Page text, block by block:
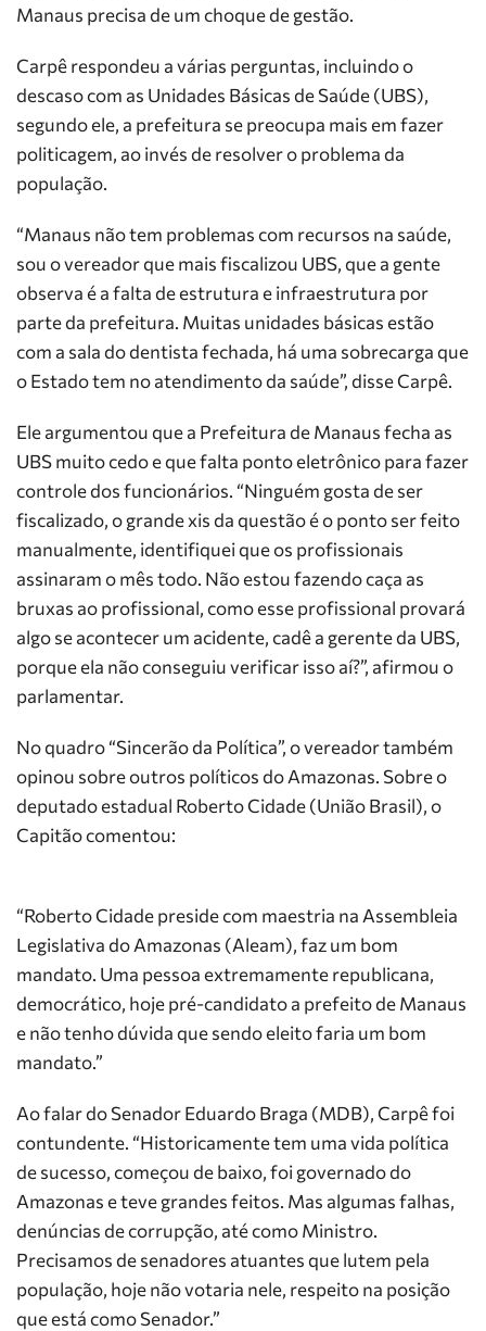
Manaus precisa de um choque de gestão.
Carpê respondeu a várias perguntas, incluindo o
descaso com as Unidades Básicas de Saúde (UBS),
segundo ele, a prefeitura se preocupa mais em fazer
politicagem, ao invés de resolver o problema da
população.
“Manaus não tem problemas com recursos na saúde,
sou o vereador que mais fiscalizou UBS, que a gente
observa é a falta de estrutura e infraestrutura por
parte da prefeitura. Muitas unidades básicas estão
com a sala do dentista fechada, há uma sobrecarga que
o Estado tem no atendimento da saúde”, disse Carpê.
Ele argumentou que a Prefeitura de Manaus fecha as
UBS muito cedo e que falta ponto eletrônico para fazer
controle dos funcionários. “Ninguém gosta de ser
fiscalizado, o grande xis da questão é o ponto ser feito
manualmente, identifiquei que os profissionais
assinaram o mês todo. Não estou fazendo caça as
bruxas ao profissional, como esse profissional provará
algo se acontecer um acidente, cadê a gerente da UBS,
porque ela não conseguiu verificar isso aí?”, afirmou o
parlamentar.
No quadro “Sincerão da Política”, o vereador também
opinou sobre outros políticos do Amazonas. Sobre o
deputado estadual Roberto Cidade (União Brasil), o
Capitão comentou:
“Roberto Cidade preside com maestria na Assembleia
Legislativa do Amazonas (Aleam), faz um bom
mandato. Uma pessoa extremamente republicana,
democrático, hoje pré-candidato a prefeito de Manaus
e não tenho dúvida que sendo eleito faria um bom
mandato.”
Ao falar do Senador Eduardo Braga (MDB), Carpê foi
contundente. “Historicamente tem uma vida política
de sucesso, começou de baixo, foi governado do
Amazonas e teve grandes feitos. Mas algumas falhas,
denúncias de corrupção, até como Ministro.
Precisamos de senadores atuantes que lutem pela
população, hoje não votaria nele, respeito na posição
que está como Senador.”